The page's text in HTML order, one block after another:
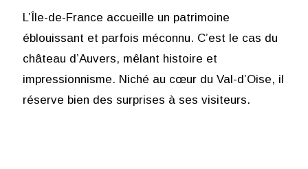
L’Île-de-France accueille un patrimoine
éblouissant et parfois méconnu. C’est le cas du
château d’Auvers, mêlant histoire et
impressionnisme. Niché au cœur du Val-d’Oise, il
réserve bien des surprises à ses visiteurs.